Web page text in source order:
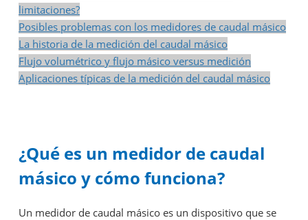
limitaciones?
Posibles problemas con los medidores de caudal másico
La historia de la medición del caudal másico
Flujo volumétrico y flujo másico versus medición
Aplicaciones típicas de la medición del caudal másico
¿Qué es un medidor de caudal
másico y cómo funciona?
Un medidor de caudal másico es un dispositivo que se